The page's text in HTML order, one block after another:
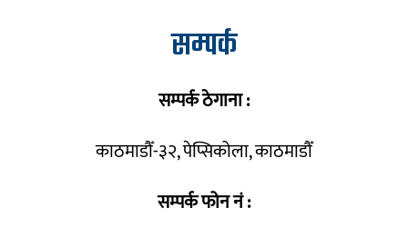
सम्पर्क
सम्पर्क ठेगाना :
काठमाडौँ-३२, पेप्सिकोला, काठमाडौँ
सम्पर्क फोन नं :